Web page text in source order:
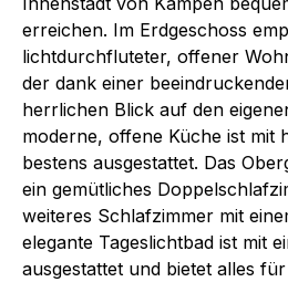
erreichen. Im Erdgeschoss
lichtdurchfluteter, offener
der dank einer
herrlichen Blick auf den
moderne, offene Küche ist mit
bestens ausgestattet. Das
ein gemütliches
weiteres Schlafzimmer mit
elegante Tageslichtbad ist mit
ausgestattet und bietet alles